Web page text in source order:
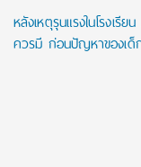
หลังเหตุรุนแรงในโรงเรีย
ควรมี ก่อนปัญหาของเด็